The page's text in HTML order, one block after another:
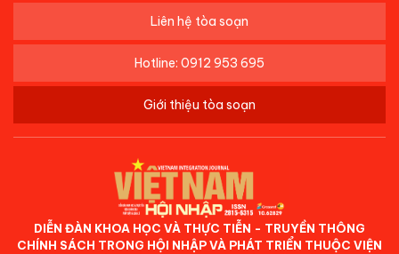
Liên hệ tòa soạn
Hotline: 0912 953 695
Giới thiệu tòa soạn
DIỄN ĐÀN KHOA HỌC VÀ THỰC TIỄN - TRUYỀN THÔNG
CHÍNH SÁCH TRONG HỘI NHẬP VÀ PHÁT TRIỂN THUỘC VIỆN